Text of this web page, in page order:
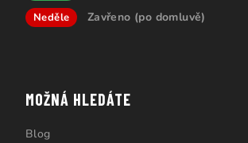
Neděle Zavřeno (po domluvě)
MOŽNÁ HLEDÁTE
Blog